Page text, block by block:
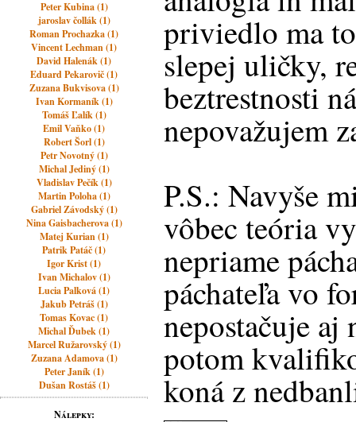
Peter Kubina (1)
jaroslav čollák (1)
Roman Prochazka (1)
Vincent Lechman (1)
David Halenák (1)
Eduard Pekarovič (1)
Zuzana Bukvisova (1)
Ivan Kormaník (1)
Tomáš Ľalík (1)
Emil Vaňko (1)
Robert Šorl (1)
Petr Novotný (1)
Michal Jediný (1)
Vladislav Pečík (1)
Martin Poloha (1)
Gabriel Závodský (1)
Nina Gaisbacherova (1)
Matej Kurian (1)
Patrik Patáč (1)
Igor Krist (1)
Ivan Michalov (1)
Lucia Palková (1)
Jakub Petráš (1)
Tomas Kovac (1)
Michal Ďubek (1)
Marcel Ružarovský (1)
Zuzana Adamova (1)
Peter Janík (1)
Dušan Rostáš (1)
Nálepky:
priviedlo ma
slepej uličky,
beztrestnosti
nepovažujem
P.S.: Navyše
vôbec teória
nepriame
páchateľa vo
nepostačuje
potom
koná z